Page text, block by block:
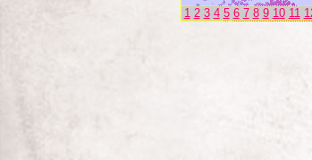
1 2 3 4 5 6 7 8 9 10 11